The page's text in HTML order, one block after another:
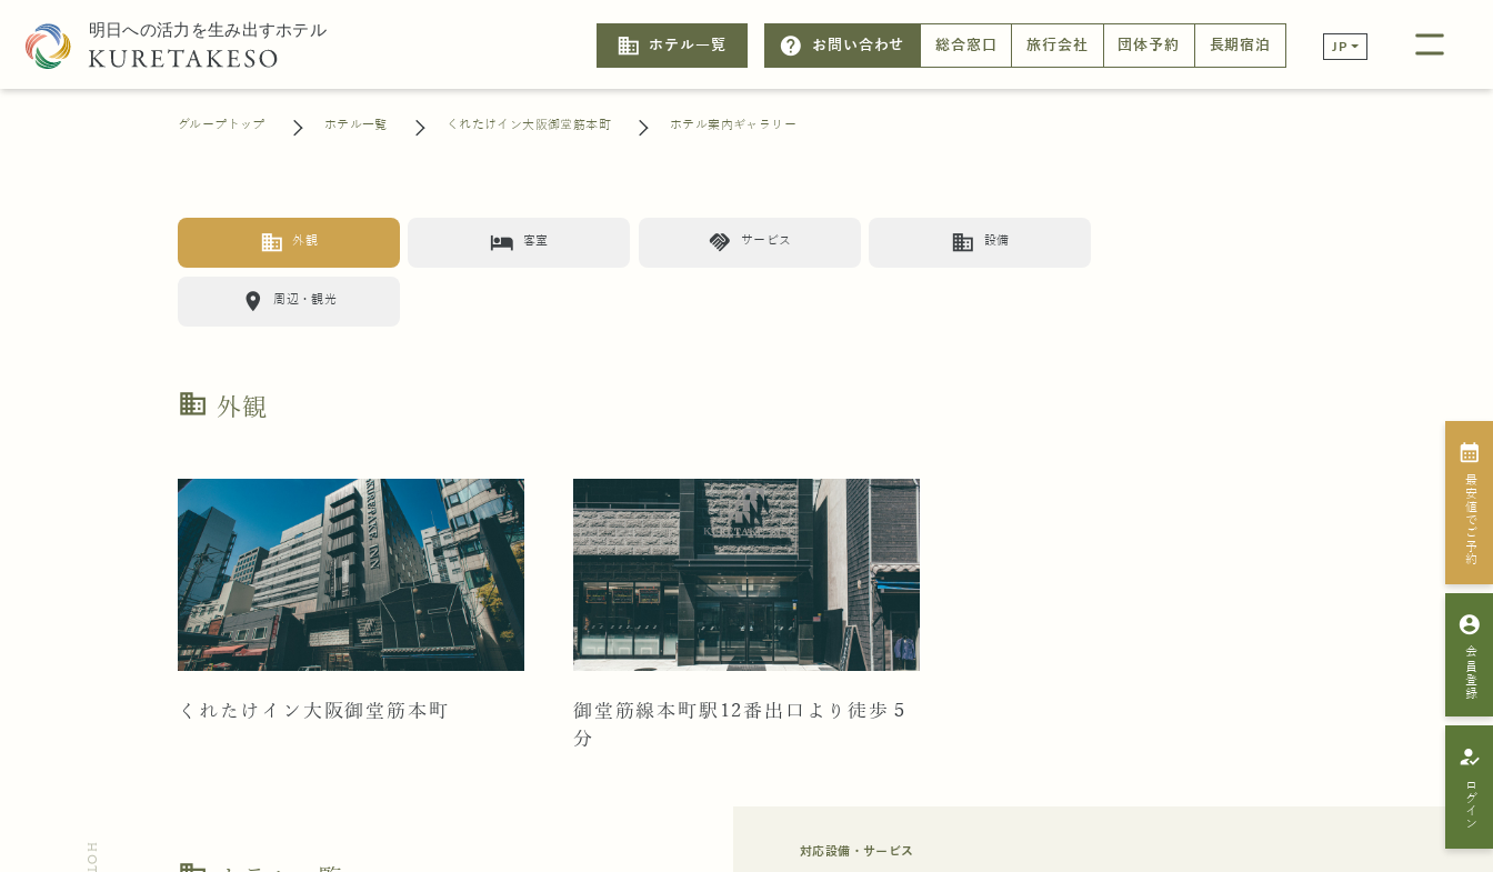
business ホテル一覧 help お問い合わせ 総合窓口 旅行会社 団体予約 長期宿泊 JP
calendar_month
最安値でご予約
account_circle
会員登録
how_to_reg
ログイン
グループトップ ホテル一覧 くれたけイン大阪御堂筋本町 ホテル案内ギャラリー
business 外観 hotel 客室 handshake サービス business 設備
location_on 周辺・観光
business 外観
くれたけイン大阪御堂筋本町
御堂筋線本町駅12番出口より徒歩５
分
対応設備・サービス